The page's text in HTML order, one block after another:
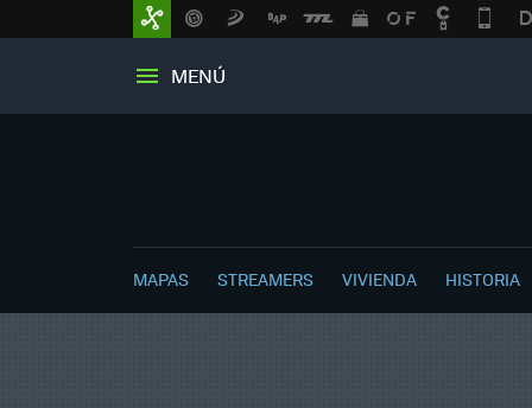
MENÚ
MAPAS STREAMERS VIVIENDA HISTORIA